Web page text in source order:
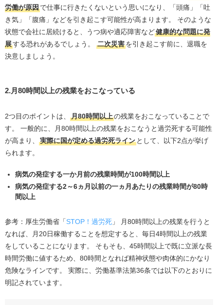
長時間労働で会社を辞めたい人におすすめの転職エージ
ェント5選
リクルートエージェント
マイナビ転職エージェント
まとめ
労働が原因で仕事に行きたくないという思いになり、「頭痛」「吐
き気」「腹痛」などを引き起こす可能性が高まります。 そのような
状態で会社に居続けると、うつ病や適応障害など健康的な問題に発
展する恐れがあるでしょう。 二次災害を引き起こす前に、退職を
決意しましょう。
2.月80時間以上の残業をおこなっている
2つ目のポイントは、 月80時間以上の残業をおこなっていることで
す。 一般的に、月80時間以上の残業をおこなうと過労死する可能性
が高まり、
実際に国が定める過労死ラインとして、以下2点が挙げ
られます。
病気の発症する一か月前の残業時間が100時間以上
病気の発症する2～6ヵ月以前の一ヵ月あたりの残業時間が80時
間以上
参考：厚生労働省「STOP！過労死」 月80時間以上の残業を行うと
なれば、月20日稼働することを想定すると、毎日4時間以上の残業
をしていることになります。 そもそも、45時間以上で既に立派な長
時間労働に値するため、80時間となれば精神状態や肉体的にかなり
危険なラインです。 実際に、労働基準法第36条では以下のとおりに
明記されています。